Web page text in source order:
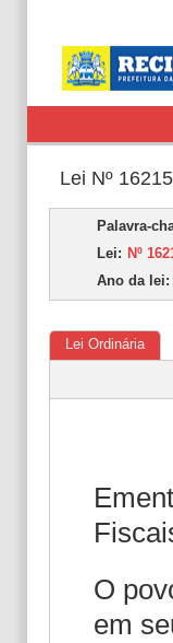
Lei Nº 16215
Palavra-
Lei: Nº
Ano da lei:
Lei Ordinária
O
em